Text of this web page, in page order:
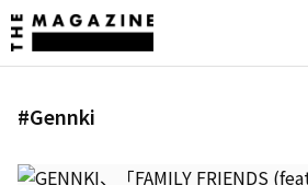
#Gennki